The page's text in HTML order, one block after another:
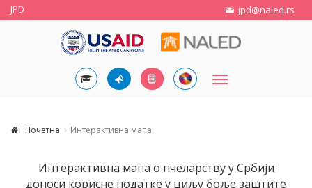
JPD jpd@naled.rs
Toggle
Почетна Интерактивна мапа
Интерактивна мапа о пчеларству у Србији
доноси корисне податке у циљу боље заштите